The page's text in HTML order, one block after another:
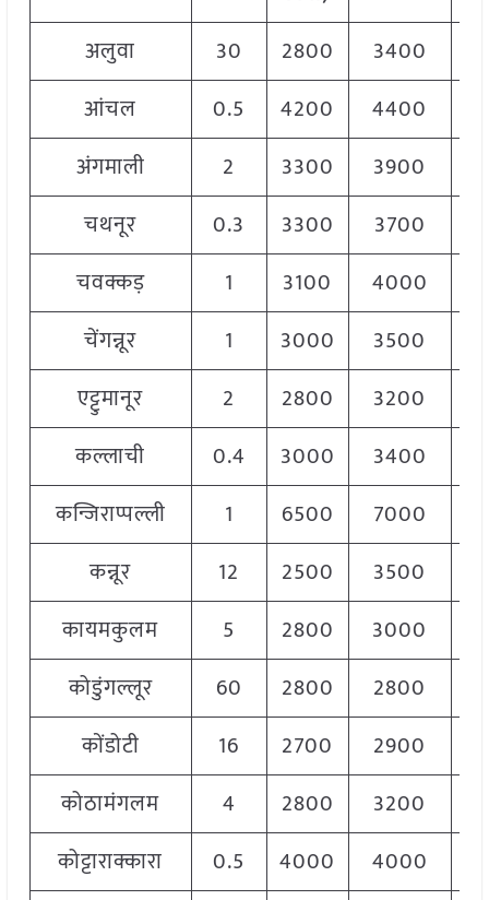
अलुवा
30 2800 3400
आंचल
0.5 4200 4400
अंगमाली
2 3300 3900
चथनूर
0.3 3300 3700
चवक्कड़
1 3100 4000
चेंगन्नूर
1 3000 3500
एट्टुमानूर
2 2800 3200
कल्लाची
0.4 3000 3400
कन्जिराप्पल्ली
1 6500 7000
कन्नूर
12 2500 3500
कायमकुलम
5 2800 3000
कोडुंगल्लूर
60 2800 2800
कोंडोटी
16 2700 2900
कोठामंगलम
4 2800 3200
कोट्टाराक्कारा
0.5 4000 4000